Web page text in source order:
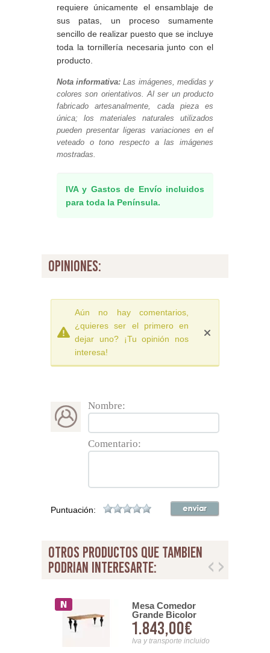
requiere únicamente el ensamblaje de
sus patas, un proceso sumamente
sencillo de realizar puesto que se incluye
toda la tornillería necesaria junto con el
producto.
Nota informativa: Las imágenes, medidas y
colores son orientativos. Al ser un producto
fabricado artesanalmente, cada pieza es
única; los materiales naturales utilizados
pueden presentar ligeras variaciones en el
veteado o tono respecto a las imágenes
mostradas.
IVA y Gastos de Envío incluidos
para toda la Península.
opiniones:
Aún no hay comentarios,
¿quieres ser el primero en
dejar uno? ¡Tu opinión nos
interesa!
Nombre:
Comentario:
Puntuación:
otros productos que tambien
podrian interesarte:
Mesa Comedor
Grande Bicolor
Pata Redonda
Negra Serie Zenica
1.843,00€
Iva y transporte incluido